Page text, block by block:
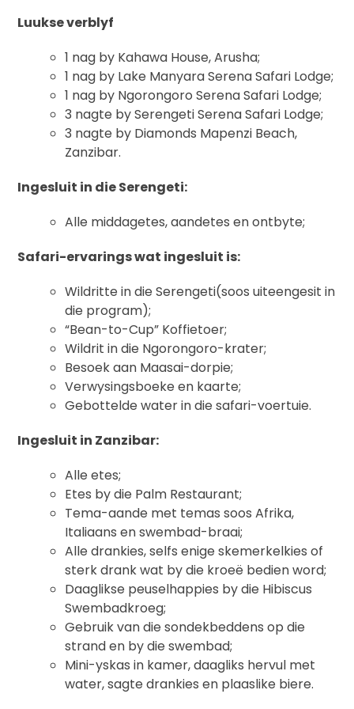
Luukse verblyf
1 nag by Kahawa House, Arusha;
1 nag by Lake Manyara Serena Safari Lodge;
1 nag by Ngorongoro Serena Safari Lodge;
3 nagte by Serengeti Serena Safari Lodge;
3 nagte by Diamonds Mapenzi Beach,
Zanzibar.
Ingesluit in die Serengeti:
Alle middagetes, aandetes en ontbyte;
Safari-ervarings wat ingesluit is:
Wildritte in die Serengeti(soos uiteengesit in
die program);
“Bean-to-Cup” Koffietoer;
Wildrit in die Ngorongoro-krater;
Besoek aan Maasai-dorpie;
Verwysingsboeke en kaarte;
Gebottelde water in die safari-voertuie.
Ingesluit in Zanzibar:
Alle etes;
Etes by die Palm Restaurant;
Tema-aande met temas soos Afrika,
Italiaans en swembad-braai;
Alle drankies, selfs enige skemerkelkies of
sterk drank wat by die kroeë bedien word;
Daaglikse peuselhappies by die Hibiscus
Swembadkroeg;
Gebruik van die sondekbeddens op die
strand en by die swembad;
Mini-yskas in kamer, daagliks hervul met
water, sagte drankies en plaaslike biere.